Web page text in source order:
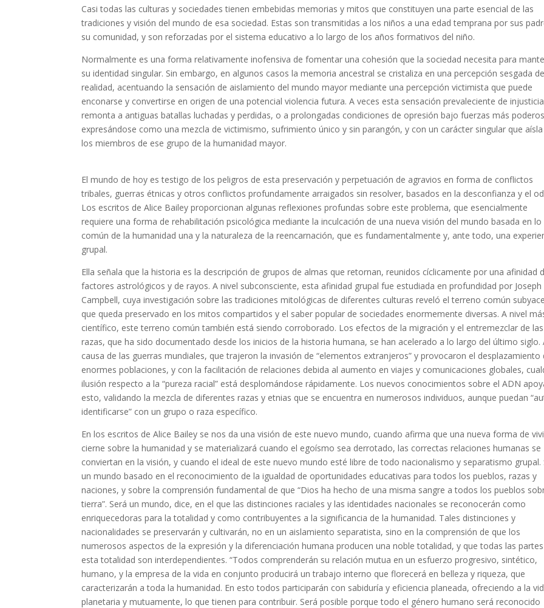
Casi todas las culturas y sociedades tienen embebidas memorias y mitos que constituyen una parte esencial de las
tradiciones y visión del mundo de esa sociedad. Estas son transmitidas a los niños a una edad temprana por sus
su comunidad, y son reforzadas por el sistema educativo a lo largo de los años formativos del niño.
Normalmente es una forma relativamente inofensiva de fomentar una cohesión que la sociedad necesita para
su identidad singular. Sin embargo, en algunos casos la memoria ancestral se cristaliza en una percepción sesgada
realidad, acentuando la sensación de aislamiento del mundo mayor mediante una percepción victimista que puede
enconarse y convertirse en origen de una potencial violencia futura. A veces esta sensación prevaleciente de
remonta a antiguas batallas luchadas y perdidas, o a prolongadas condiciones de opresión bajo fuerzas más
expresándose como una mezcla de victimismo, sufrimiento único y sin parangón, y con un carácter singular que aísla
los miembros de ese grupo de la humanidad mayor.
El mundo de hoy es testigo de los peligros de esta preservación y perpetuación de agravios en forma de conflictos
tribales, guerras étnicas y otros conflictos profundamente arraigados sin resolver, basados en la desconfianza y el
Los escritos de Alice Bailey proporcionan algunas reflexiones profundas sobre este problema, que esencialmente
requiere una forma de rehabilitación psicológica mediante la inculcación de una nueva visión del mundo basada en lo
común de la humanidad una y la naturaleza de la reencarnación, que es fundamentalmente y, ante todo, una
grupal.
Ella señala que la historia es la descripción de grupos de almas que retornan, reunidos cíclicamente por una afinidad
factores astrológicos y de rayos. A nivel subconsciente, esta afinidad grupal fue estudiada en profundidad por Joseph
Campbell, cuya investigación sobre las tradiciones mitológicas de diferentes culturas reveló el terreno común
que queda preservado en los mitos compartidos y el saber popular de sociedades enormemente diversas. A nivel
científico, este terreno común también está siendo corroborado. Los efectos de la migración y el entremezclar de las
razas, que ha sido documentado desde los inicios de la historia humana, se han acelerado a lo largo del último siglo.
causa de las guerras mundiales, que trajeron la invasión de “elementos extranjeros” y provocaron el desplazamiento
enormes poblaciones, y con la facilitación de relaciones debida al aumento en viajes y comunicaciones globales,
ilusión respecto a la “pureza racial” está desplomándose rápidamente. Los nuevos conocimientos sobre el ADN
esto, validando la mezcla de diferentes razas y etnias que se encuentra en numerosos individuos, aunque puedan
identificarse” con un grupo o raza específico.
En los escritos de Alice Bailey se nos da una visión de este nuevo mundo, cuando afirma que una nueva forma de
cierne sobre la humanidad y se materializará cuando el egoísmo sea derrotado, las correctas relaciones humanas se
conviertan en la visión, y cuando el ideal de este nuevo mundo esté libre de todo nacionalismo y separatismo grupal.
un mundo basado en el reconocimiento de la igualdad de oportunidades educativas para todos los pueblos, razas y
naciones, y sobre la comprensión fundamental de que “Dios ha hecho de una misma sangre a todos los pueblos
tierra”. Será un mundo, dice, en el que las distinciones raciales y las identidades nacionales se reconocerán como
enriquecedoras para la totalidad y como contribuyentes a la significancia de la humanidad. Tales distinciones y
nacionalidades se preservarán y cultivarán, no en un aislamiento separatista, sino en la comprensión de que los
numerosos aspectos de la expresión y la diferenciación humana producen una noble totalidad, y que todas las
esta totalidad son interdependientes. “Todos comprenderán su relación mutua en un esfuerzo progresivo, sintético,
humano, y la empresa de la vida en conjunto producirá un trabajo interno que florecerá en belleza y riqueza, que
caracterizarán a toda la humanidad. En esto todos participarán con sabiduría y eficiencia planeada, ofreciendo a la
planetaria y mutuamente, lo que tienen para contribuir. Será posible porque todo el género humano será reconocido